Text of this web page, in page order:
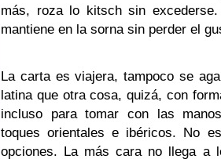
más, roza lo kitsch sin
mantiene en la sorna sin perder el
La carta es viajera, tampoco se
latina que otra cosa, quizá, con
incluso para tomar con las
toques orientales e ibéricos. No
opciones. La más cara no llega a